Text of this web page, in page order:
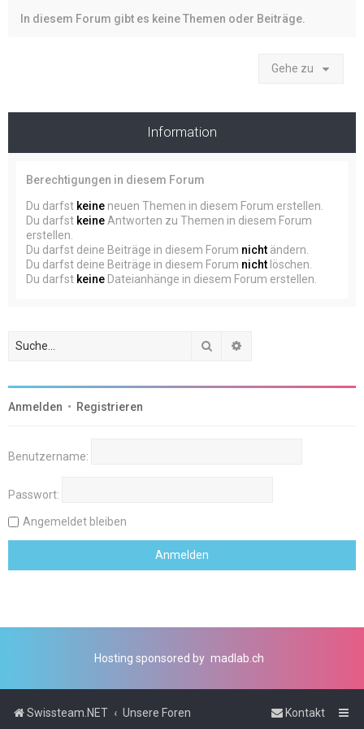
In diesem Forum gibt es keine Themen oder Beiträge.
Gehe zu
Information
Berechtigungen in diesem Forum
Du darfst keine neuen Themen in diesem Forum erstellen.
Du darfst keine Antworten zu Themen in diesem Forum
erstellen.
Du darfst deine Beiträge in diesem Forum nicht ändern.
Du darfst deine Beiträge in diesem Forum nicht löschen.
Du darfst keine Dateianhänge in diesem Forum erstellen.
Suche
Anmelden • Registrieren
Benutzername:
Passwort:
Angemeldet bleiben
Hosting sponsored by madlab.ch
Swissteam.NET Unsere Foren Kontakt